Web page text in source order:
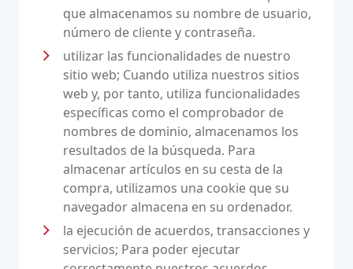
que almacenamos su nombre de usuario,
número de cliente y contraseña.
utilizar las funcionalidades de nuestro
sitio web; Cuando utiliza nuestros sitios
web y, por tanto, utiliza funcionalidades
específicas como el comprobador de
nombres de dominio, almacenamos los
resultados de la búsqueda. Para
almacenar artículos en su cesta de la
compra, utilizamos una cookie que su
navegador almacena en su ordenador.
la ejecución de acuerdos, transacciones y
servicios; Para poder ejecutar